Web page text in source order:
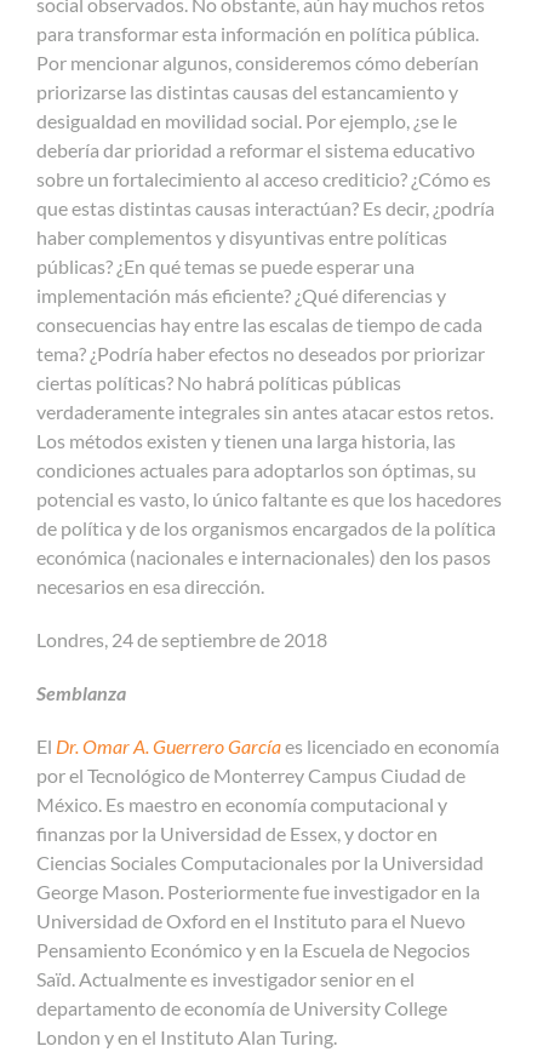
para transformar esta información en política pública.
Por mencionar algunos, consideremos cómo deberían
priorizarse las distintas causas del estancamiento y
desigualdad en movilidad social. Por ejemplo, ¿se le
debería dar prioridad a reformar el sistema educativo
sobre un fortalecimiento al acceso crediticio? ¿Cómo es
que estas distintas causas interactúan? Es decir, ¿podría
haber complementos y disyuntivas entre políticas
públicas? ¿En qué temas se puede esperar una
implementación más eficiente? ¿Qué diferencias y
consecuencias hay entre las escalas de tiempo de cada
tema? ¿Podría haber efectos no deseados por priorizar
ciertas políticas? No habrá políticas públicas
verdaderamente integrales sin antes atacar estos retos.
Los métodos existen y tienen una larga historia, las
condiciones actuales para adoptarlos son óptimas, su
potencial es vasto, lo único faltante es que los hacedores
de política y de los organismos encargados de la política
económica (nacionales e internacionales) den los pasos
necesarios en esa dirección.
Londres, 24 de septiembre de 2018
Semblanza
El Dr. Omar A. Guerrero Garcíaes licenciado en economía
por el Tecnológico de Monterrey Campus Ciudad de
México. Es maestro en economía computacional y
finanzas por la Universidad de Essex, y doctor en
Ciencias Sociales Computacionales por la Universidad
George Mason. Posteriormente fue investigador en la
Universidad de Oxford en el Instituto para el Nuevo
Pensamiento Económico y en la Escuela de Negocios
Saïd. Actualmente es investigador senior en el
departamento de economía de University College
London y en el Instituto Alan Turing.